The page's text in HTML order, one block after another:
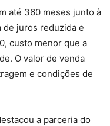
até 360 meses junto à
de juros reduzida e
custo menor que a
O valor de venda
e condições de
a parceria do